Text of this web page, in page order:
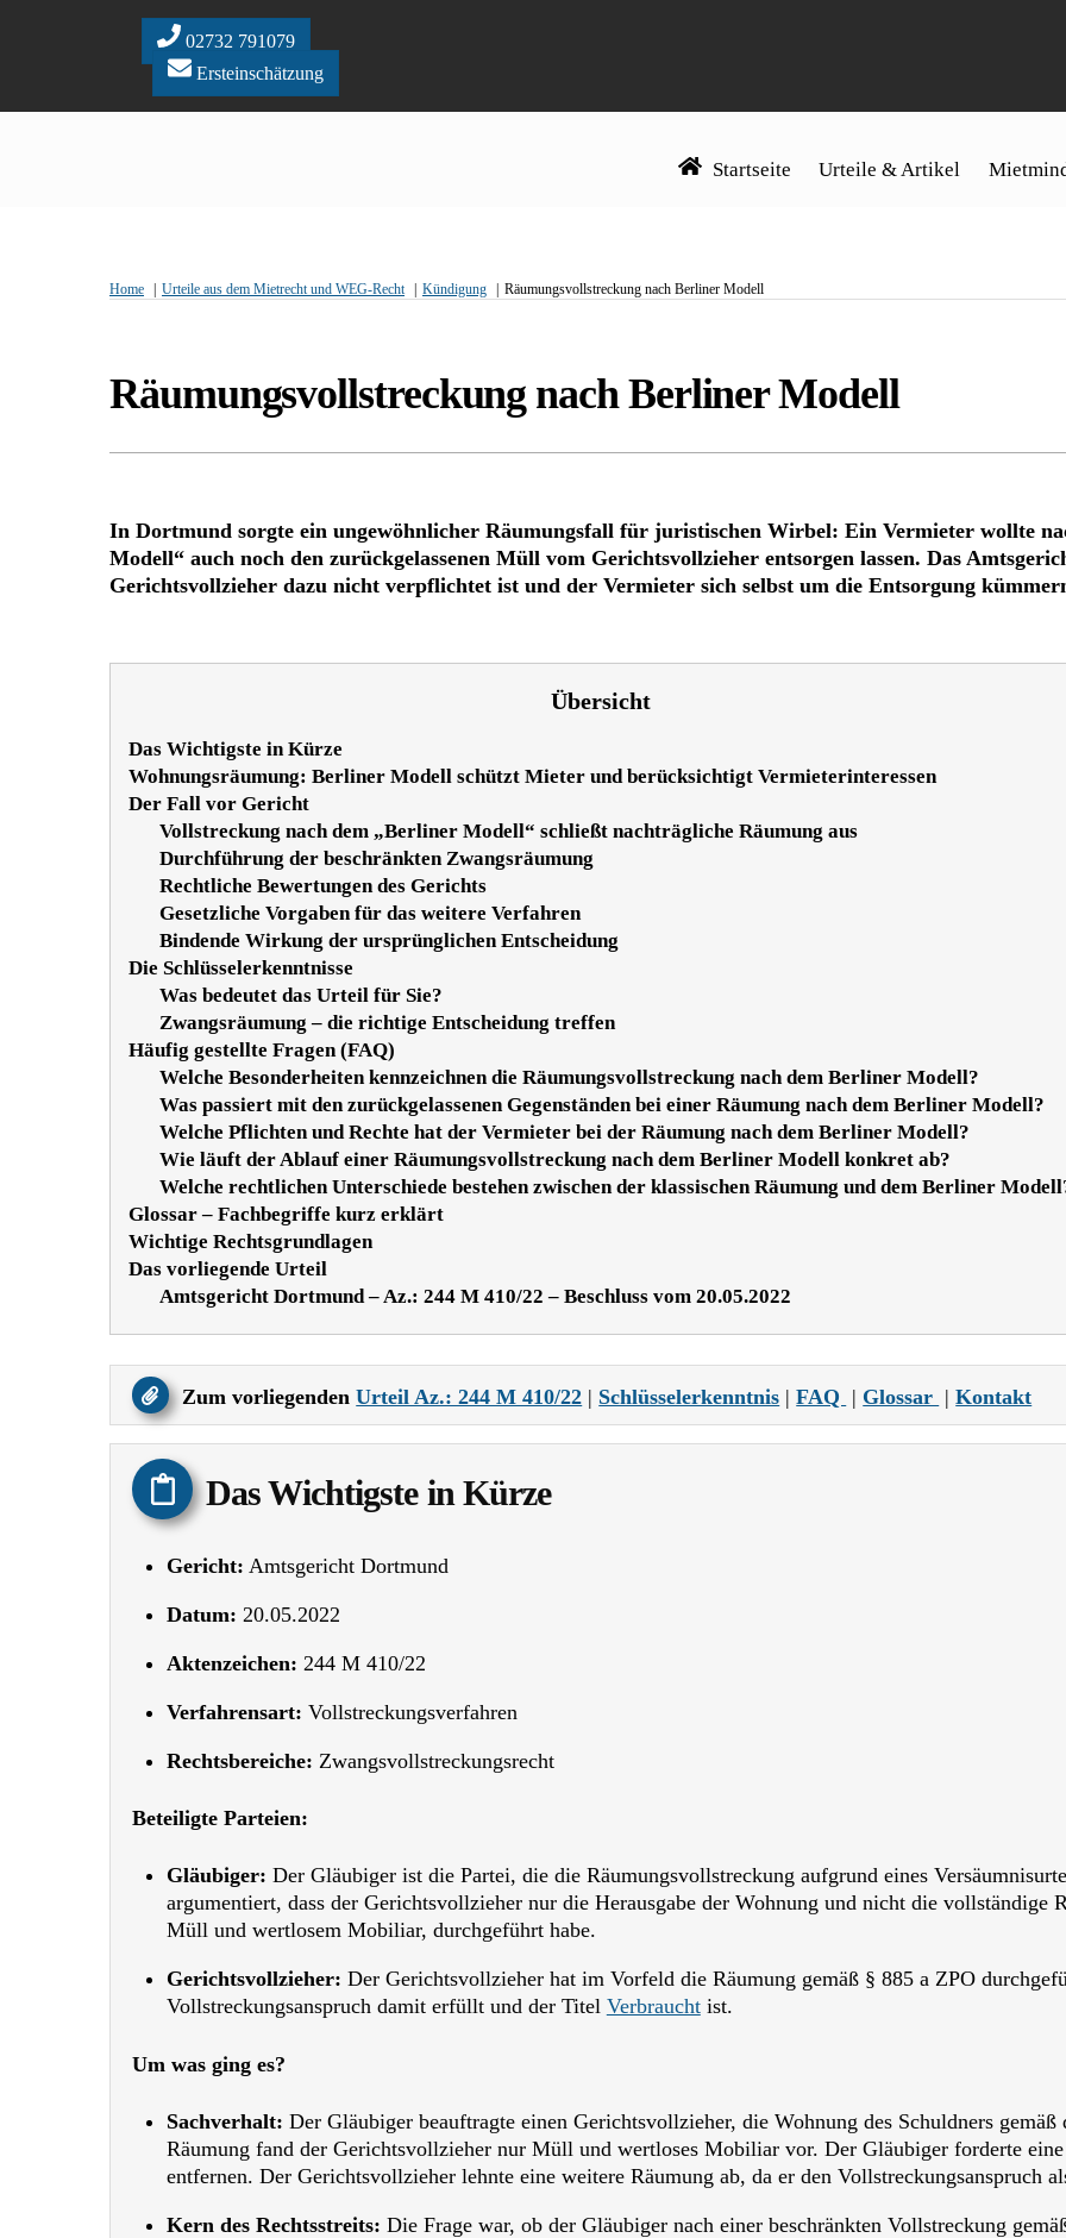
02732 791079
Ersteinschätzung
Startseite Urteile & Artikel
Home Urteile aus dem Mietrecht und WEG-Recht Kündigung Räumungsvollstreckung nach Berliner Modell
Räumungsvollstreckung nach Berliner Modell
In Dortmund sorgte ein ungewöhnlicher Räumungsfall für juristischen Wirbel: Ein Vermieter wollte
Modell“ auch noch den zurückgelassenen Müll vom Gerichtsvollzieher entsorgen lassen. Das
Gerichtsvollzieher dazu nicht verpflichtet ist und der Vermieter sich selbst um die Entsorgung
Übersicht
Das Wichtigste in Kürze
Wohnungsräumung: Berliner Modell schützt Mieter und berücksichtigt Vermieterinteressen
Der Fall vor Gericht
Vollstreckung nach dem „Berliner Modell“ schließt nachträgliche Räumung aus
Durchführung der beschränkten Zwangsräumung
Rechtliche Bewertungen des Gerichts
Gesetzliche Vorgaben für das weitere Verfahren
Bindende Wirkung der ursprünglichen Entscheidung
Die Schlüsselerkenntnisse
Was bedeutet das Urteil für Sie?
Zwangsräumung – die richtige Entscheidung treffen
Häufig gestellte Fragen (FAQ)
Welche Besonderheiten kennzeichnen die Räumungsvollstreckung nach dem Berliner Modell?
Was passiert mit den zurückgelassenen Gegenständen bei einer Räumung nach dem Berliner Modell?
Welche Pflichten und Rechte hat der Vermieter bei der Räumung nach dem Berliner Modell?
Wie läuft der Ablauf einer Räumungsvollstreckung nach dem Berliner Modell konkret ab?
Welche rechtlichen Unterschiede bestehen zwischen der klassischen Räumung und dem Berliner
Glossar – Fachbegriffe kurz erklärt
Wichtige Rechtsgrundlagen
Das vorliegende Urteil
Amtsgericht Dortmund – Az.: 244 M 410/22 – Beschluss vom 20.05.2022
Zum vorliegendenUrteil Az.: 244 M 410/22 | Schlüsselerkenntnis |FAQ | Glossar |Kontakt
Das Wichtigste in Kürze
Gericht: Amtsgericht Dortmund
Datum: 20.05.2022
Aktenzeichen: 244 M 410/22
Verfahrensart: Vollstreckungsverfahren
Rechtsbereiche: Zwangsvollstreckungsrecht
Beteiligte Parteien:
Gläubiger: Der Gläubiger ist die Partei, die die Räumungsvollstreckung aufgrund eines
argumentiert, dass der Gerichtsvollzieher nur die Herausgabe der Wohnung und nicht die vollständige
Müll und wertlosem Mobiliar, durchgeführt habe.
Gerichtsvollzieher: Der Gerichtsvollzieher hat im Vorfeld die Räumung gemäß § 885 a ZPO
Vollstreckungsanspruch damit erfüllt und der Titel Verbrauchtist.
Um was ging es?
Sachverhalt: Der Gläubiger beauftragte einen Gerichtsvollzieher, die Wohnung des Schuldners gemäß
Räumung fand der Gerichtsvollzieher nur Müll und wertloses Mobiliar vor. Der Gläubiger forderte eine
entfernen. Der Gerichtsvollzieher lehnte eine weitere Räumung ab, da er den Vollstreckungsanspruch
Kern des Rechtsstreits: Die Frage war, ob der Gläubiger nach einer beschränkten Vollstreckung